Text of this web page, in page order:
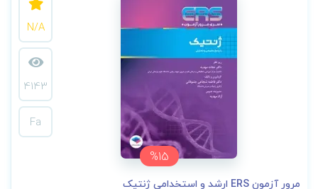
%15
N/A
4143
Fa
مرور آزمون ERS ارشد و استخدامی ژنتیک